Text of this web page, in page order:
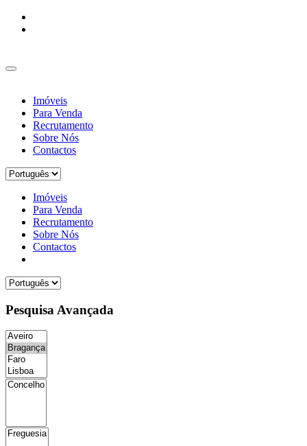
Imóveis
Para Venda
Recrutamento
Sobre Nós
Contactos
Imóveis
Para Venda
Recrutamento
Sobre Nós
Contactos
Pesquisa Avançada